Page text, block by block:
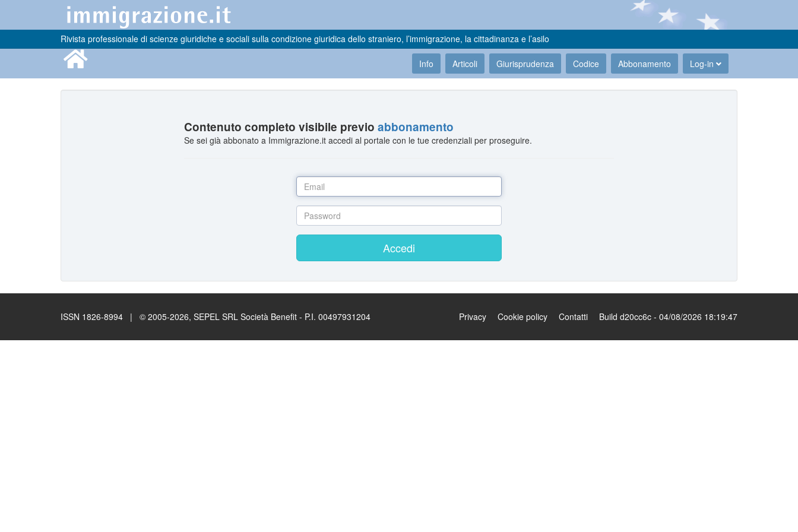
Rivista professionale di scienze giuridiche e sociali sulla condizione giuridica dello straniero, l’immigrazione, la cittadinanza e l’asilo
Info Articoli Giurisprudenza Codice Abbonamento Log-in
Contenuto completo visibile previoabbonamento
Se sei già abbonato a Immigrazione.it accedi al portale con le tue credenziali per proseguire.
Accedi
ISSN 1826-8994 | © 2005-2026, SEPEL SRL Società Benefit - P.I. 00497931204 Privacy Cookie policy Contatti Build d20cc6c - 04/08/2026 18:19:47